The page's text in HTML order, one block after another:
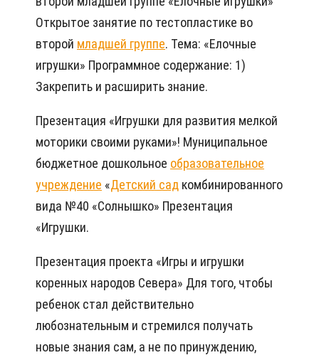
Открытое занятие по тестопластике во
второй младшей группе. Тема: «Елочные
игрушки» Программное содержание: 1)
Закрепить и расширить знание.
Презентация «Игрушки для развития мелкой
моторики своими руками»! Муниципальное
бюджетное дошкольное образовательное
учреждение «Детский сад комбинированного
вида №40 «Солнышко» Презентация
«Игрушки.
Презентация проекта «Игры и игрушки
коренных народов Севера» Для того, чтобы
ребенок стал действительно
любознательным и стремился получать
новые знания сам, а не по принуждению,